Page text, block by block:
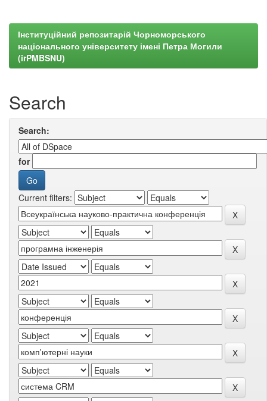
Інституційний репозитарій Чорноморського
національного університету імені Петра Могили
(irPMBSNU)
Search
Search:
for
Current filters: